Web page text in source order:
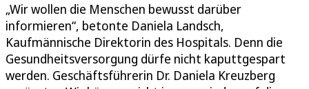
„Wir wollen die Menschen bewusst darüber
informieren“, betonte Daniela Landsch,
Kaufmännische Direktorin des Hospitals. Denn die
Gesundheitsversorgung dürfe nicht kaputtgespart
werden. Geschäftsführerin Dr. Daniela Kreuzberg